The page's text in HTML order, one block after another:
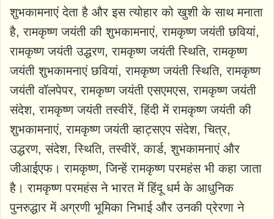
शुभकामनाएं देता है और इस त्योहार को खुशी के साथ मनाता
है, रामकृष्ण जयंती की शुभकामनाएं, रामकृष्ण जयंती छवियां,
रामकृष्ण जयंती उद्धरण, रामकृष्ण जयंती स्थिति, रामकृष्ण
जयंती शुभकामनाएं छवियां, रामकृष्ण जयंती स्थिति, रामकृष्ण
जयंती वॉलपेपर, रामकृष्ण जयंती एसएमएस, रामकृष्ण जयंती
संदेश, रामकृष्ण जयंती तस्वीरें, हिंदी में रामकृष्ण जयंती की
शुभकामनाएं, रामकृष्ण जयंती व्हाट्सएप संदेश, चित्र,
उद्धरण, संदेश, स्थिति, तस्वीरें, कार्ड, शुभकामनाएं और
जीआईएफ। रामकृष्ण, जिन्हें रामकृष्ण परमहंस भी कहा जाता
है। रामकृष्ण परमहंस ने भारत में हिंदू धर्म के आधुनिक
पुनरुद्धार में अग्रणी भूमिका निभाई और उनकी प्रेरणा ने